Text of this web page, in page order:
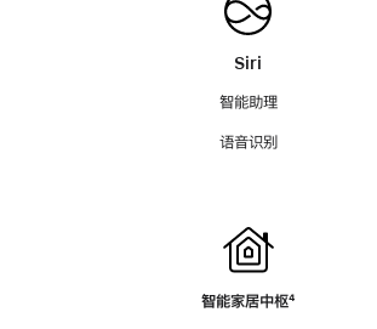
Siri
智能助理
语音识别
智能家居中枢脚
⁴